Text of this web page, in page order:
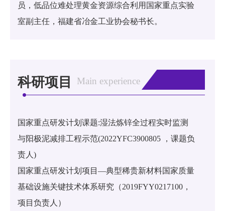
员，低品位难处理黄金资源综合利用国家重点实验
室副主任，福建省冶金工业协会秘书长。
科研项目 Main experience
国家重点研发计划课题:湿法炼锌全过程实时监测
与阳极泥减排工程示范(2022YFC3900805 ，课题负
责人)
国家重点研发计划项目—典型稀贵新材料国家质量
基础设施关键技术体系研究（2019FYY0217100，
项目负责人）